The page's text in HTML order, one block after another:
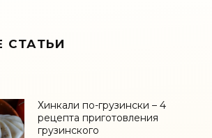
СТАТЬИ
Хинкали по-грузински – 4
рецепта приготовления
грузинского